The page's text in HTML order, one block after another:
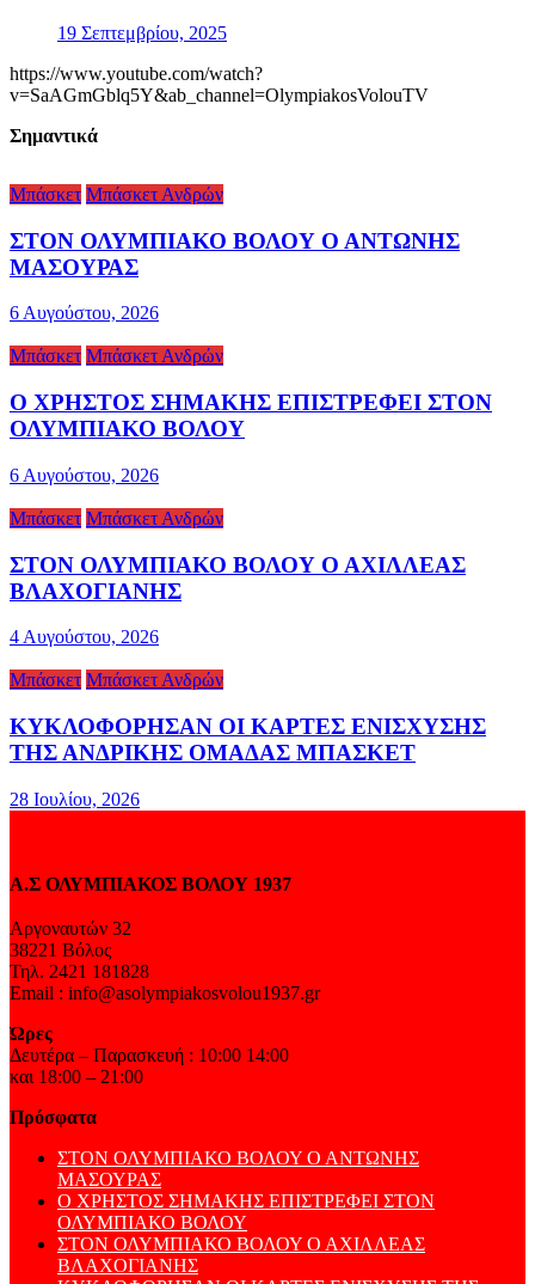
19 Σεπτεμβρίου, 2025
https://www.youtube.com/watch?
v=SaAGmGblq5Y&ab_channel=OlympiakosVolouTV
Σημαντικά
Μπάσκετ Μπάσκετ Ανδρών
ΣΤΟΝ ΟΛΥΜΠΙΑΚΟ ΒΟΛΟΥ Ο ΑΝΤΩΝΗΣ
ΜΑΣΟΥΡΑΣ
6 Αυγούστου, 2026
Μπάσκετ Μπάσκετ Ανδρών
Ο ΧΡΗΣΤΟΣ ΣΗΜΑΚΗΣ ΕΠΙΣΤΡΕΦΕΙ ΣΤΟΝ
ΟΛΥΜΠΙΑΚΟ ΒΟΛΟΥ
6 Αυγούστου, 2026
Μπάσκετ Μπάσκετ Ανδρών
ΣΤΟΝ ΟΛΥΜΠΙΑΚΟ ΒΟΛΟΥ Ο ΑΧΙΛΛΕΑΣ
ΒΛΑΧΟΓΙΑΝΗΣ
4 Αυγούστου, 2026
Μπάσκετ Μπάσκετ Ανδρών
ΚΥΚΛΟΦΟΡΗΣΑΝ ΟΙ ΚΑΡΤΕΣ ΕΝΙΣΧΥΣΗΣ
ΤΗΣ ΑΝΔΡΙΚΗΣ ΟΜΑΔΑΣ ΜΠΑΣΚΕΤ
28 Ιουλίου, 2026
Α.Σ ΟΛΥΜΠΙΑΚΟΣ ΒΟΛΟΥ 1937
Αργοναυτών 32
38221 Βόλος
Τηλ. 2421 181828
Email : info@asolympiakosvolou1937.gr
Ώρες
Δευτέρα – Παρασκευή : 10:00 14:00
και 18:00 – 21:00
Πρόσφατα
ΣΤΟΝ ΟΛΥΜΠΙΑΚΟ ΒΟΛΟΥ Ο ΑΝΤΩΝΗΣ
ΜΑΣΟΥΡΑΣ
Ο ΧΡΗΣΤΟΣ ΣΗΜΑΚΗΣ ΕΠΙΣΤΡΕΦΕΙ ΣΤΟΝ
ΟΛΥΜΠΙΑΚΟ ΒΟΛΟΥ
ΣΤΟΝ ΟΛΥΜΠΙΑΚΟ ΒΟΛΟΥ Ο ΑΧΙΛΛΕΑΣ
ΒΛΑΧΟΓΙΑΝΗΣ